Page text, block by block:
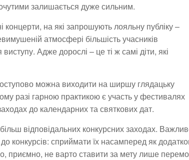
залишається дуже сильним.
на які запрошують лояльну публіку –
атмосфері більшість учасників
Адже дорослі – це ті ж самі діти, які
можна виходити на ширшу глядацьку
разі гарною практикою є участь у фестивалях
до календарних та святкових дат.
відповідальних конкурсних заходах.
конкурсів: сприймати їх насамперед як
приємно, не варто ставити за мету лише